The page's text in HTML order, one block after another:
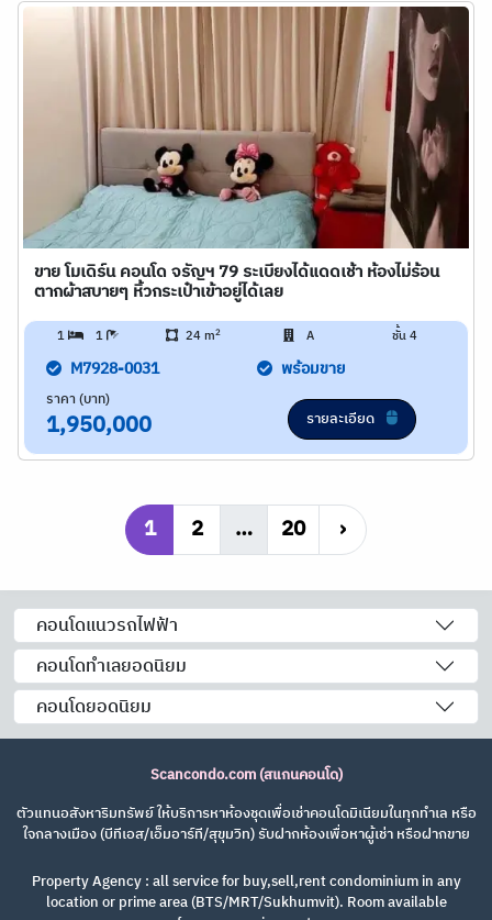
ขาย โมเดิร์น คอนโด จรัญฯ 79 ระเบียงได้แดดเช้า ห้องไม่ร้อน
ตากผ้าสบายๆ หิ้วกระเป๋าเข้าอยู่ได้เลย
1 1 24 m2 A ชั้น 4
M7928-0031 พร้อมขาย
ราคา (บาท)
1,950,000 รายละเอียด
1 2 … 20 ›
คอนโดแนวรถไฟฟ้า
คอนโดทำเลยอดนิยม
คอนโดยอดนิยม
Scancondo.com (สแกนคอนโด)
ตัวแทนอสังหาริมทรัพย์ ให้บริการหาห้องชุดเพื่อเช่าคอนโดมิเนียมในทุกทำเล หรือ
ใจกลางเมือง (บีทีเอส/เอ็มอาร์ที/สุขุมวิท) รับฝากห้องเพื่อหาผู้เช่า หรือฝากขาย
Property Agency : all service for buy,sell,rent condominium in any
location or prime area (BTS/MRT/Sukhumvit). Room available